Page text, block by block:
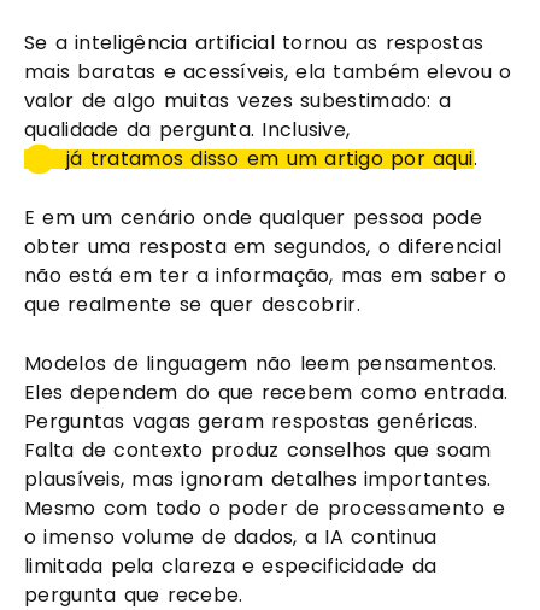
Se a inteligência artificial tornou as respostas
mais baratas e acessíveis, ela também elevou o
valor de algo muitas vezes subestimado: a
qualidade da pergunta. Inclusive,
já tratamos disso em um artigo por aqui.
E em um cenário onde qualquer pessoa pode
obter uma resposta em segundos, o diferencial
não está em ter a informação, mas em saber o
que realmente se quer descobrir.
Modelos de linguagem não leem pensamentos.
Eles dependem do que recebem como entrada.
Perguntas vagas geram respostas genéricas.
Falta de contexto produz conselhos que soam
plausíveis, mas ignoram detalhes importantes.
Mesmo com todo o poder de processamento e
o imenso volume de dados, a IA continua
limitada pela clareza e especificidade da
pergunta que recebe.